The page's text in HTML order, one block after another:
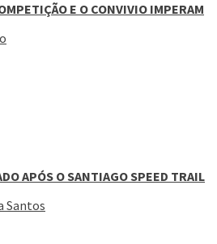
E O CONVIVIO IMPERAM
APÓS O SANTIAGO SPEED TRAIL
Santos